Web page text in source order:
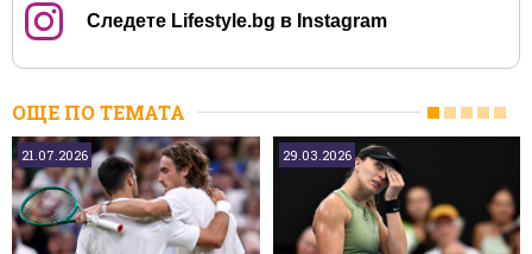
Следете Lifestyle.bg в Instagram
ОЩЕ ПО ТЕМАТА
21.07.2026 29.03.2026